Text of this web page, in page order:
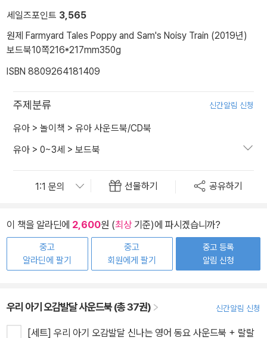
세일즈포인트 3,565
원제 Farmyard Tales Poppy and Sam's Noisy Train (2019년)
보드북10쪽216*217mm350g
ISBN 8809264181409
주제분류 신간알림 신청
유아 > 놀이책 > 유아 사운드북/CD북
유아 > 0~3세 > 보드북
선물하기 공유하기
이 책을 알라딘에 2,600원 (최상기준)에 파시겠습니까?
중고
알라딘에 팔기
중고
회원에게 팔기
중고 등록
알림 신청
우리 아기 오감발달 사운드북 (총 37권) 신간알림 신청
[세트] 우리 아기 오감발달 신나는 영어 동요 사운드북 + 랄랄